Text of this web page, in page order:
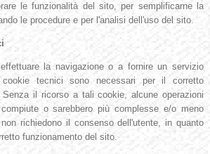
le funzionalità del sito, per semplificarne la
le procedure e per l'analisi dell'uso del sito.
la navigazione o a fornire un servizio
tecnici sono necessari per il corretto
il ricorso a tali cookie, alcune operazioni
o sarebbero più complesse e/o meno
richiedono il consenso dell'utente, in quanto
funzionamento del sito.